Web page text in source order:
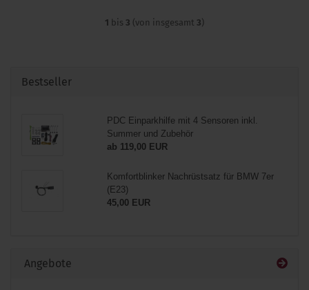
1 bis 3 (von insgesamt 3)
Bestseller
PDC Einparkhilfe mit 4 Sensoren inkl.
Summer und Zubehör
ab 119,00 EUR
Komfortblinker Nachrüstsatz für BMW 7er
(E23)
45,00 EUR
Angebote